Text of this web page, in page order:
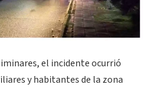
el incidente ocurrió
y habitantes de la zona